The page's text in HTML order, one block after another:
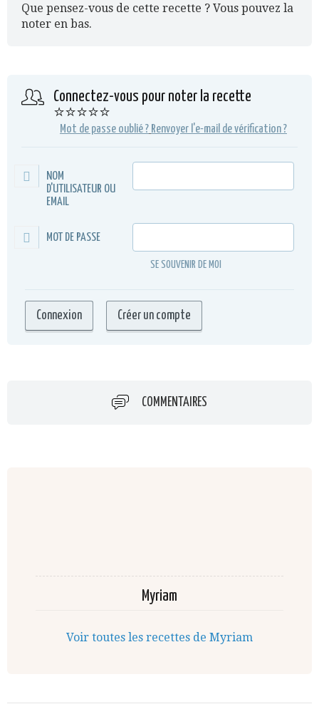
Que pensez-vous de cette recette ? Vous pouvez la
noter en bas.
Connectez-vous pour noter la recette
⭐⭐⭐⭐⭐
Mot de passe oublié ? Renvoyer l'e-mail de vérification ?
NOM
D'UTILISATEUR OU
EMAIL
MOT DE PASSE
SE SOUVENIR DE MOI
COMMENTAIRES
Myriam
Voir toutes les recettes de Myriam